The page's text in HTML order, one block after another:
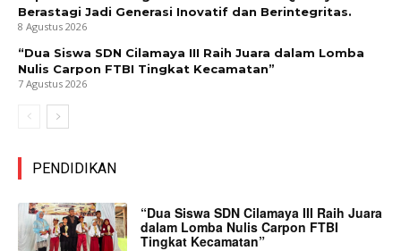
Berastagi Jadi Generasi Inovatif dan Berintegritas.
8 Agustus 2026
“Dua Siswa SDN Cilamaya III Raih Juara dalam Lomba
Nulis Carpon FTBI Tingkat Kecamatan”
7 Agustus 2026
PENDIDIKAN
“Dua Siswa SDN Cilamaya III Raih Juara
dalam Lomba Nulis Carpon FTBI
Tingkat Kecamatan”